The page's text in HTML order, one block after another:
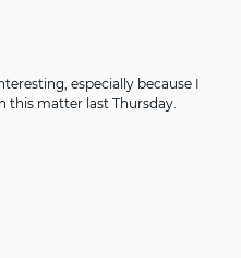
especially because I
this matter last Thursday.